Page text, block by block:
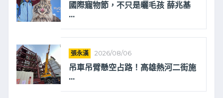
國際寵物節，不只是曬毛孩 薛兆基
...
張永漢 2026/08/06
吊車吊臂懸空占路！高雄熱河二街施
...